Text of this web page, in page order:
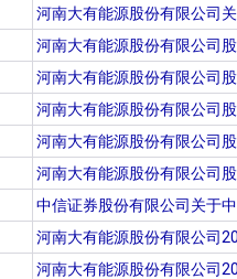
河南大有能源股份有限公司
河南大有能源股份有限公司
河南大有能源股份有限公司
河南大有能源股份有限公司
河南大有能源股份有限公司
河南大有能源股份有限公司
中信证券股份有限公司关于
河南大有能源股份有限公司
河南大有能源股份有限公司